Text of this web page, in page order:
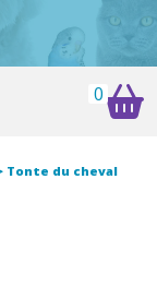
0
Tonte du cheval